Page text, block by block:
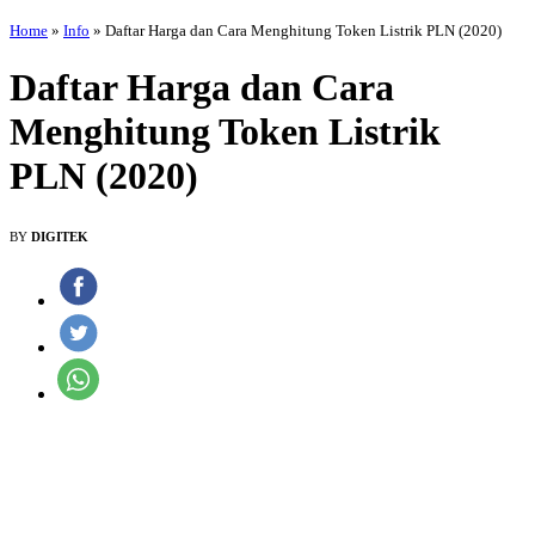
Home » Info » Daftar Harga dan Cara Menghitung Token Listrik PLN (2020)
Daftar Harga dan Cara
Menghitung Token Listrik
PLN (2020)
BY DIGITEK